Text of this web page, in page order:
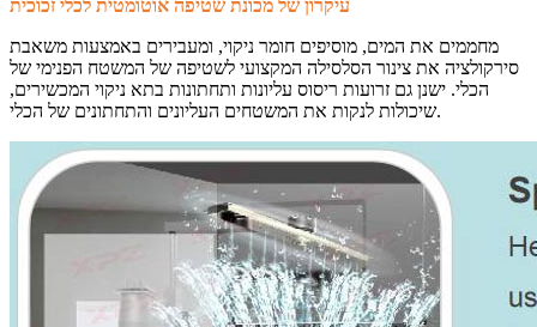
עיקרון של מכונת שטיפה אוטומטית לכלי זכוכית
מחממים את המים, מוסיפים חומר ניקוי, ומעבירים באמצעות משאבת
סירקולציה את צינור הסלסילה המקצועי לשטיפה של המשטח הפנימי של
הכלי. ישנן גם זרועות ריסוס עליונות ותחתונות בתא ניקוי המכשירים,
שיכולות לנקות את המשטחים העליונים והתחתונים של הכלי.